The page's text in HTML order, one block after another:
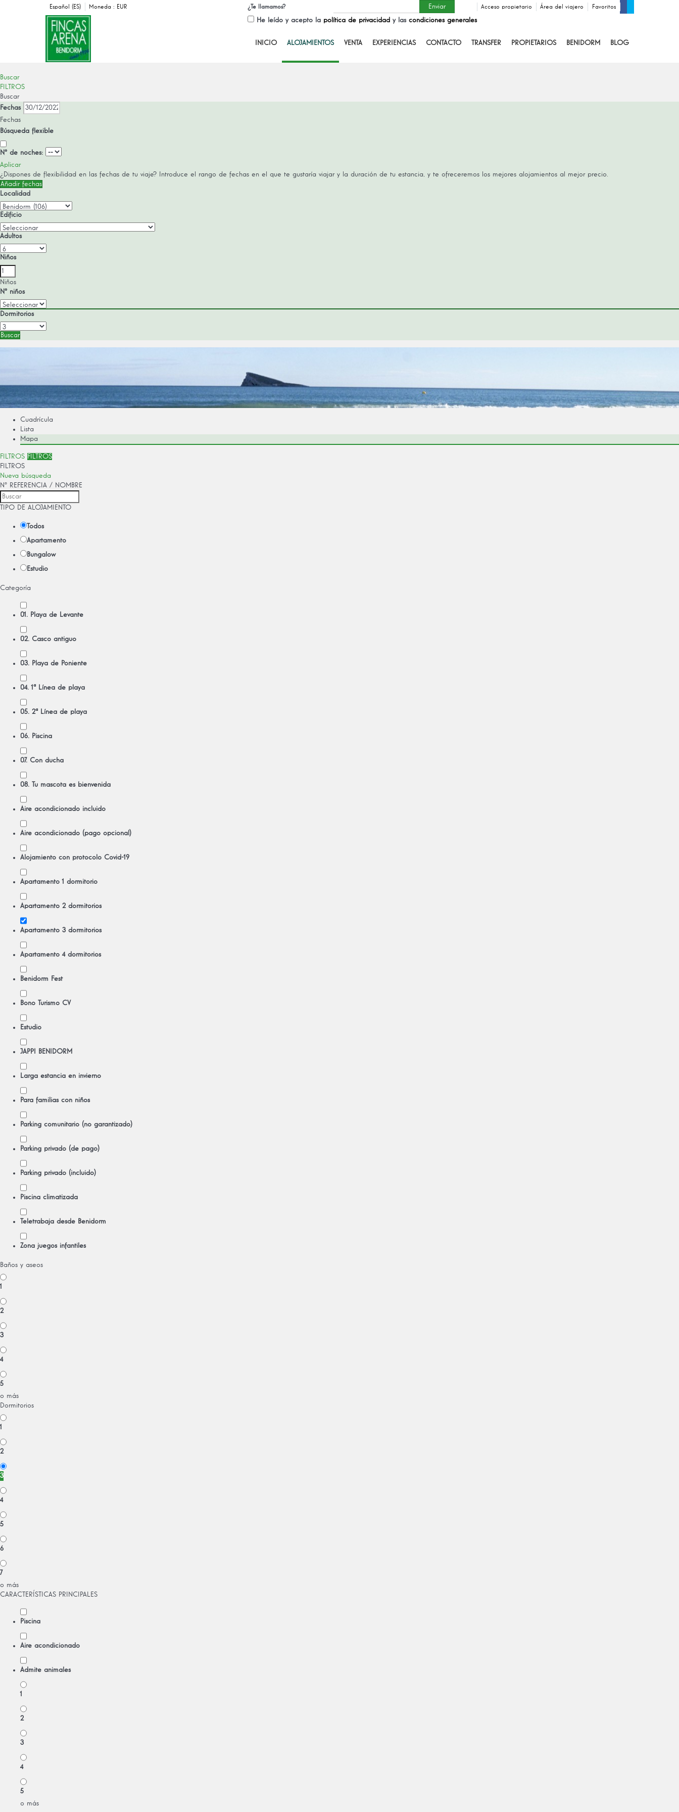
Español (ES) Moneda : EUR Favoritos
Área del viajero
Acceso propietario
¿Te llamamos?
He leído y acepto la política de privacidad y las condiciones generales
INICIO ALOJAMIENTOS VENTA EXPERIENCIAS CONTACTO TRANSFER PROPIETARIOS BENIDORM BLOG
Buscar
FILTROS
Buscar
Fechas
Fechas
Búsqueda flexible
Nº de noches:
Aplicar
¿Dispones de flexibilidad en las fechas de tu viaje?
Introduce el rango de fechas en el que te gustaría viajar y la duración de tu estancia, y te ofreceremos los mejores alojamientos al mejor precio.
Añadir fechas
Localidad
Edificio
Adultos
Niños
Niños
Nº niños
Dormitorios
Buscar
Cuadrícula
Lista
Mapa
FILTROS FILTROS
FILTROS
Nueva búsqueda
Nº REFERENCIA / NOMBRE
TIPO DE ALOJAMIENTO
Todos
Apartamento
Bungalow
Estudio
Categoría
01. Playa de Levante
02. Casco antiguo
03. Playa de Poniente
04. 1ª Línea de playa
05. 2ª Línea de playa
06. Piscina
07. Con ducha
08. Tu mascota es bienvenida
Aire acondicionado incluido
Aire acondicionado (pago opcional)
Alojamiento con protocolo Covid-19
Apartamento 1 dormitorio
Apartamento 2 dormitorios
Apartamento 3 dormitorios
Apartamento 4 dormitorios
Benidorm Fest
Bono Turismo CV
Estudio
JAPPI BENIDORM
Larga estancia en invierno
Para familias con niños
Parking comunitario (no garantizado)
Parking privado (de pago)
Parking privado (incluido)
Piscina climatizada
Teletrabaja desde Benidorm
Zona juegos infantiles
Baños y aseos
1
2
3
4
5
o más
Dormitorios
1
2
3
4
5
6
7
o más
CARACTERÍSTICAS PRINCIPALES
Piscina
Aire acondicionado
Admite animales
1
2
3
4
5
o más